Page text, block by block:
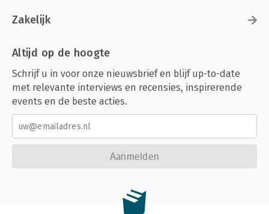
Zakelijk
Altijd op de hoogte
Schrijf u in voor onze nieuwsbrief en blijf up-to-date
met relevante interviews en recensies, inspirerende
events en de beste acties.
Aanmelden